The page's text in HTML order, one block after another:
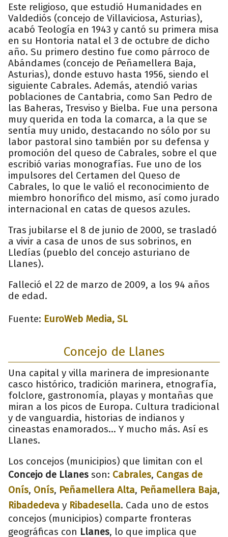
Este religioso, que estudió Humanidades en
Valdediós (concejo de Villaviciosa, Asturias),
acabó Teología en 1943 y cantó su primera misa
en su Hontoria natal el 3 de octubre de dicho
año. Su primero destino fue como párroco de
Abándames (concejo de Peñamellera Baja,
Asturias), donde estuvo hasta 1956, siendo el
siguiente Cabrales. Además, atendió varias
poblaciones de Cantabria, como San Pedro de
las Baheras, Tresviso y Bielba. Fue una persona
muy querida en toda la comarca, a la que se
sentía muy unido, destacando no sólo por su
labor pastoral sino también por su defensa y
promoción del queso de Cabrales, sobre el que
escribió varias monografías. Fue uno de los
impulsores del Certamen del Queso de
Cabrales, lo que le valió el reconocimiento de
miembro honorífico del mismo, así como jurado
internacional en catas de quesos azules.
Tras jubilarse el 8 de junio de 2000, se trasladó
a vivir a casa de unos de sus sobrinos, en
Lledías (pueblo del concejo asturiano de
Llanes).
Falleció el 22 de marzo de 2009, a los 94 años
de edad.
Fuente: EuroWeb Media, SL
Concejo de Llanes
Una capital y villa marinera de impresionante
casco histórico, tradición marinera, etnografía,
folclore, gastronomía, playas y montañas que
miran a los picos de Europa. Cultura tradicional
y de vanguardia, historias de indianos y
cineastas enamorados... Y mucho más. Así es
Llanes.
Los concejos (municipios) que limitan con el
Concejo de Llanes son: Cabrales, Cangas de
Onís, Onís, Peñamellera Alta, Peñamellera Baja,
Ribadedeva y Ribadesella. Cada uno de estos
concejos (municipios) comparte fronteras
geográficas con Llanes, lo que implica que